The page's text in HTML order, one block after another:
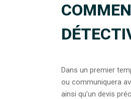
Dans un premier
ou communiquera
ainsi qu’un devis